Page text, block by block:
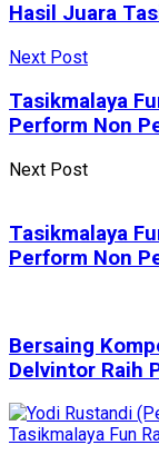
Hasil Juara
Next Post
Tasikmalaya
Perform Non
Next Post
Tasikmalaya
Perform Non
Bersaing
Delvintor Raih